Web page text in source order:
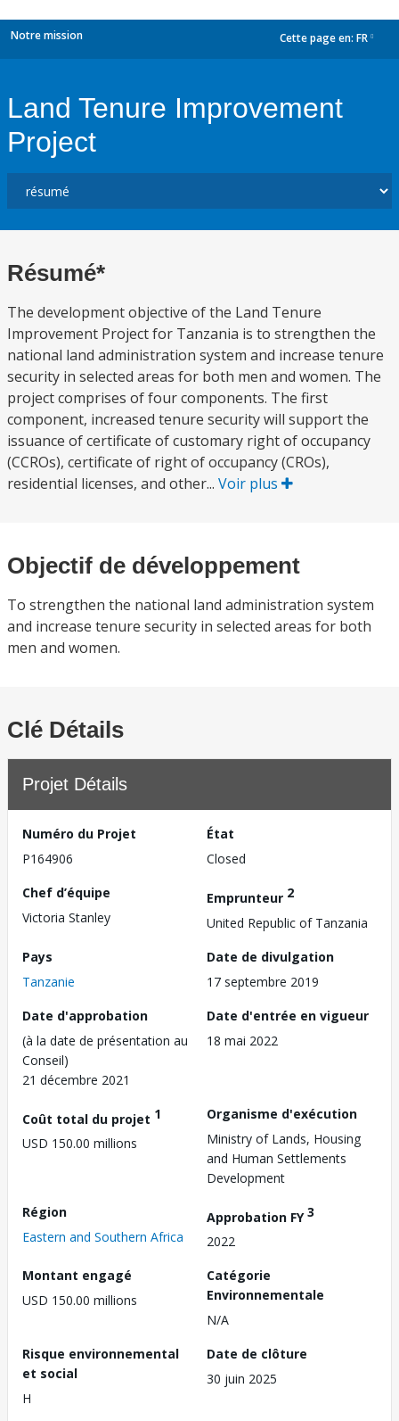
Notre mission Cette page en: FR
Land Tenure Improvement
Project
Résumé*
The development objective of the Land Tenure
Improvement Project for Tanzania is to strengthen the
national land administration system and increase tenure
security in selected areas for both men and women. The
project comprises of four components. The first
component, increased tenure security will support the
issuance of certificate of customary right of occupancy
(CCROs), certificate of right of occupancy (CROs),
residential licenses, and other... Voir plus
Objectif de développement
To strengthen the national land administration system
and increase tenure security in selected areas for both
men and women.
Clé Détails
Projet Détails
Numéro du Projet
P164906
État
Closed
Chef d’équipe
Victoria Stanley
Emprunteur 2
United Republic of Tanzania
Pays
Tanzanie
Date de divulgation
17 septembre 2019
Date d'approbation
(à la date de présentation au
Conseil)
21 décembre 2021
Date d'entrée en vigueur
18 mai 2022
Coût total du projet 1
USD 150.00 millions
Organisme d'exécution
Ministry of Lands, Housing
and Human Settlements
Development
Région
Eastern and Southern Africa
Approbation FY3
2022
Montant engagé
USD 150.00 millions
Catégorie
Environnementale
N/A
Risque environnemental
et social
H
Date de clôture
30 juin 2025